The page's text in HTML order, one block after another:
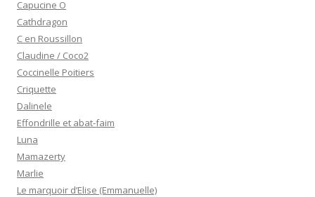
Capucine O
Cathdragon
C en Roussillon
Claudine / Coco2
Coccinelle Poitiers
Criquette
Dalinele
Effondrille et abat-faim
Luna
Mamazerty
Marlie
Le marquoir d’Elise (Emmanuelle)